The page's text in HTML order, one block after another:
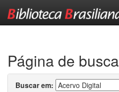
Página de busca
Buscar em: